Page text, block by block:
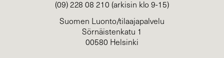
(09) 228 08 210 (arkisin klo 9-15)
Suomen Luonto/tilaajapalvelu
Sörnäistenkatu 1
00580 Helsinki